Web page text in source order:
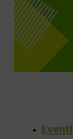
Eventi